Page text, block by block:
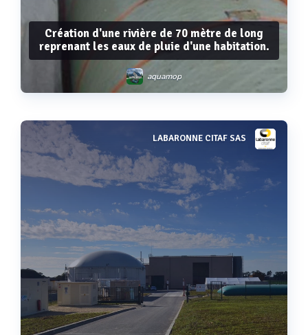
Création d'une rivière de 70 mètre de long
reprenant les eaux de pluie d'une habitation.
aquamop
Voir plus
LABARONNE CITAF SAS